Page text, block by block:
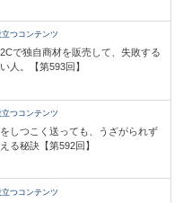
つコンテンツ
で独自商材を販売して、失敗する
人。【第593回】
つコンテンツ
しつこく送っても、うざがられず
る秘訣【第592回】
つコンテンツ